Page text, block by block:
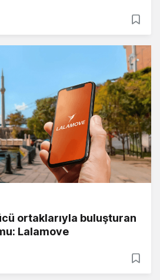
ortaklarıyla buluşturan
Lalamove